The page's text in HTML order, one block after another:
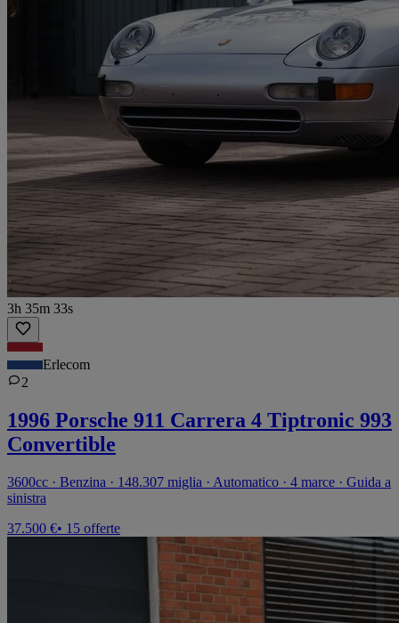
3h 35m 33s
Erlecom
2
1996 Porsche 911 Carrera 4 Tiptronic 993
Convertible
3600cc · Benzina · 148.307 miglia · Automatico · 4 marce · Guida a
sinistra
37.500 €• 15 offerte